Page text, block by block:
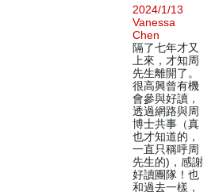
2024/1/13
Vanessa
Chen
隔了七年才又
上來，才知周
先生離開了。
很高興曾有機
會參與好讀，
透過網路與周
博士共事（真
也才知道的，
一直只稱呼周
先生的)，感謝
好讀團隊！也
和過去一樣，